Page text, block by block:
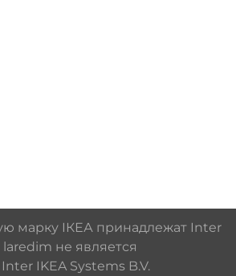
марку IКЕА принадлежат Inter
laredim не является
IKEA Systems B.V.